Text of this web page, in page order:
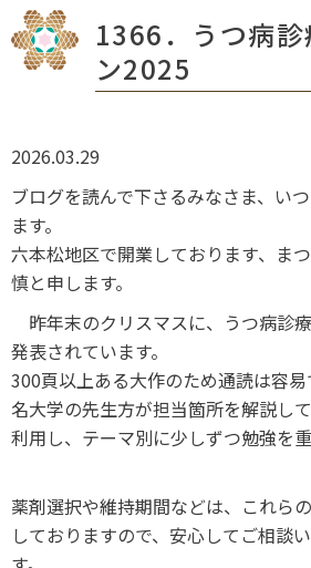
1366．うつ病診
ン2025
2026.03.29
ブログを読んで下さるみなさま、い
ます。
六本松地区で開業しております、ま
慎と申します。
昨年末のクリスマスに、うつ病診
発表されています。
300頁以上ある大作のため通読は容
名大学の先生方が担当箇所を解説し
利用し、テーマ別に少しずつ勉強を重
薬剤選択や維持期間などは、これら
しておりますので、安心してご相談